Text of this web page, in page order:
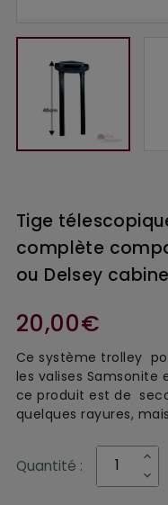
Tige
complète
ou Delsey cabine
20,00€
Ce système trolley
les valises Samsonite
ce produit est de
quelques rayures,
Quantité :